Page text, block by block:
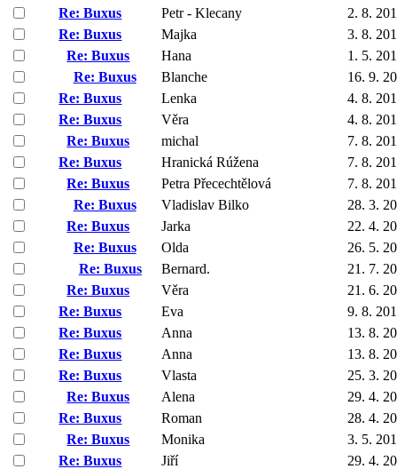
Re: Buxus Petr - Klecany
2. 8.
Re: Buxus
Majka
3. 8.
Re: Buxus
Hana
1. 5.
Re: Buxus
Blanche
16. 9.
Re: Buxus
Lenka
4. 8.
Re: Buxus
Věra
4. 8.
Re: Buxus
michal
7. 8.
Re: Buxus
Hranická Rúžena
7. 8.
Re: Buxus
Petra Přecechtělová
7. 8.
Re: Buxus
Vladislav Bilko
28. 3.
Re: Buxus
Jarka
22. 4.
Re: Buxus
Olda
26. 5.
Re: Buxus
Bernard.
21. 7.
Re: Buxus
Věra
21. 6.
Re: Buxus
Eva
9. 8.
Re: Buxus
Anna
13. 8.
Re: Buxus
Anna
13. 8.
Re: Buxus
Vlasta
25. 3.
Re: Buxus
Alena
29. 4.
Re: Buxus
Roman
28. 4.
Re: Buxus
Monika
3. 5.
Re: Buxus
Jiří
29. 4.